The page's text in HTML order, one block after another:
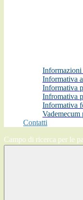
Informazioni
Informativa
Informativa
Infromativa
Informativa
Vademecum
Contatti
Campo di ricerca per le